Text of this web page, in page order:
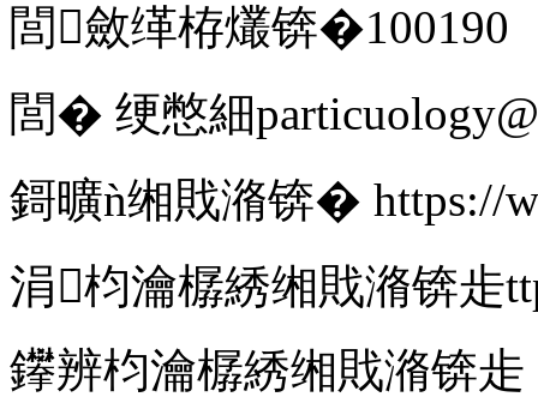
閭斂缂栫爜锛�100190
閭� 绠憋細
鎶曠ǹ缃戝潃锛� https://
涓枃瀹樼綉缃戝潃锛歨
鑻辨枃瀹樼綉缃戝潃锛歨